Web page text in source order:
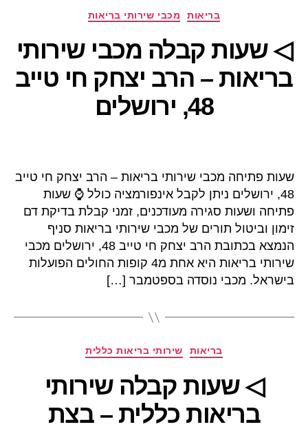
קטגוריות בריאות מכבי שירותי בריאות
◁ שעות קבלה מכבי שירותי
בריאות – הרב יצחק חי טייב
48, ירושלים
שעות פתיחה מכבי שירותי בריאות – הרב יצחק חי טייב
48, ירושלים ניתן לקבל אינפורמציה כולל ⌚ שעות
פתיחה ושעות סגירה מעודכנים, זמני קבלת בדיקת דם
זימון וביטול תורים של מכבי שירותי בריאות סניף
הנמצא בכתובת הרב יצחק חי טייב 48, ירושלים מכבי
שירותי בריאות היא אחת מ4 קופות החולים הפועלות
בישראל. מכבי נוסדה בספטמבר […]
קטגוריות בריאות שירותי בריאות כללית
◁ שעות קבלה שירותי
בריאות כללית – בצת